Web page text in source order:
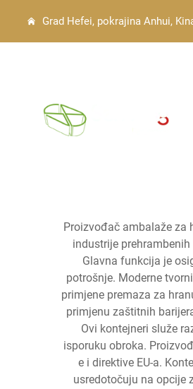
Grad Hefei, pokrajina Anhui,
Proizvođač ambalaže za
industrije
Glavna funkcija je
potrošnje. Moderne
primjene premaza za
primjenu zaštitnih
Ovi kontejneri služe
isporuku obroka.
e i direktive EU-a.
usredotočuju na opcije